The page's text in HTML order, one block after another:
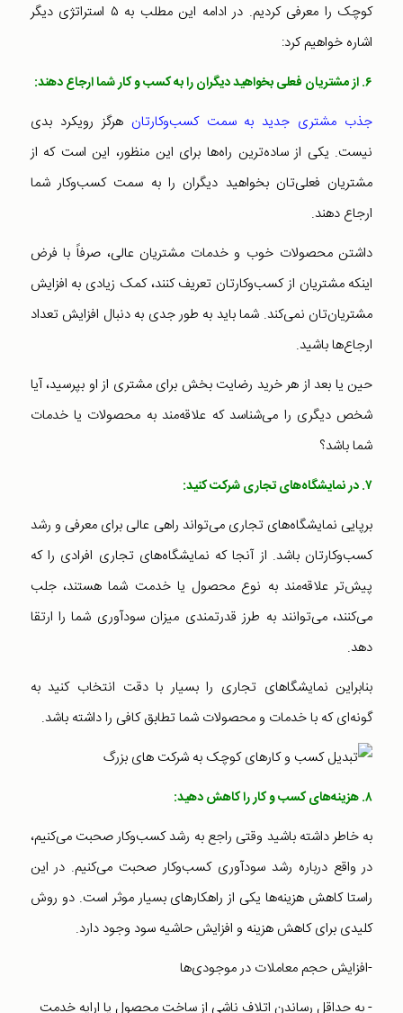
کوچک را معرفی کردیم. در ادامه این مطلب به ۵ استراتژی دیگر
اشاره خواهیم کرد:
۶. از مشتریان فعلی بخواهید دیگران را به کسب و کار شما ارجاع دهند:
جذب مشتری جدید به سمت کسب‌و‌کارتان هرگز رویکرد بدی
نیست. یکی از ساده‌ترین راه‌ها برای این منظور، این است که از
مشتریان فعلی‌تان بخواهید دیگران را به سمت کسب‌وکار شما
ارجاع دهند.
داشتن محصولات خوب و خدمات مشتریان عالی، صرفاً با فرض
اینکه مشتریان از کسب‌و‌کارتان تعریف کنند، کمک زیادی به افزایش
مشتریان‌تان نمی‌کند. شما باید به طور جدی به دنبال افزایش تعداد
ارجاع‌ها باشید.
حین یا بعد از هر خرید رضایت بخش برای مشتری از او بپرسید، آیا
شخص دیگری را می‌شناسد که علاقه‌مند به محصولات یا خدمات
شما باشد؟
۷. در نمایشگاه‌های تجاری شرکت کنید :
برپایی نمایشگاه‌های تجاری می‌تواند راهی عالی برای معرفی و رشد
کسب‌و‌کارتان باشد. از آنجا که نمایشگاه‌های تجاری افرادی را که
پیش‌تر علاقه‌مند به نوع محصول یا خدمت شما هستند، جلب
می‌کنند، می‌توانند به طرز قدرتمندی میزان سودآوری شما را ارتقا
دهد.
بنابراین نمایشگاهای تجاری را بسیار با دقت انتخاب کنید به
گونه‌ای که با خدمات و محصولات شما تطابق کافی را داشته باشد.
۸. هزینه‌های کسب و کار را کاهش دهید:
به خاطر داشته باشید وقتی راجع به رشد کسب‌و‌کار صحبت می‌کنیم،
در واقع درباره رشد سودآوری کسب‌و‌کار صحبت می‌کنیم. در این
راستا کاهش هزینه‌ها یکی از راهکارهای بسیار موثر است. دو روش
کلیدی برای کاهش هزینه و افزایش حاشیه سود وجود دارد.
-افزایش حجم معاملات در موجودی‌ها
- به حداقل رساندن اتلاف ناشی از ساخت محصول یا ارایه خدمت